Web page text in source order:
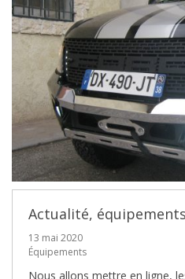
Actualité,
13 mai 2020
Équipements
Nous allons mettre en ligne,